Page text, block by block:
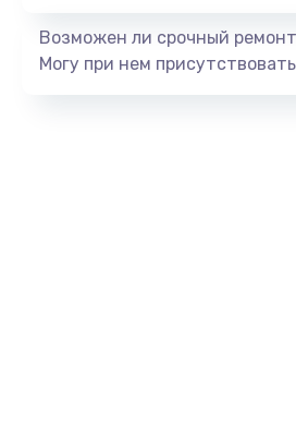
Возможен ли срочный
Могу при нем